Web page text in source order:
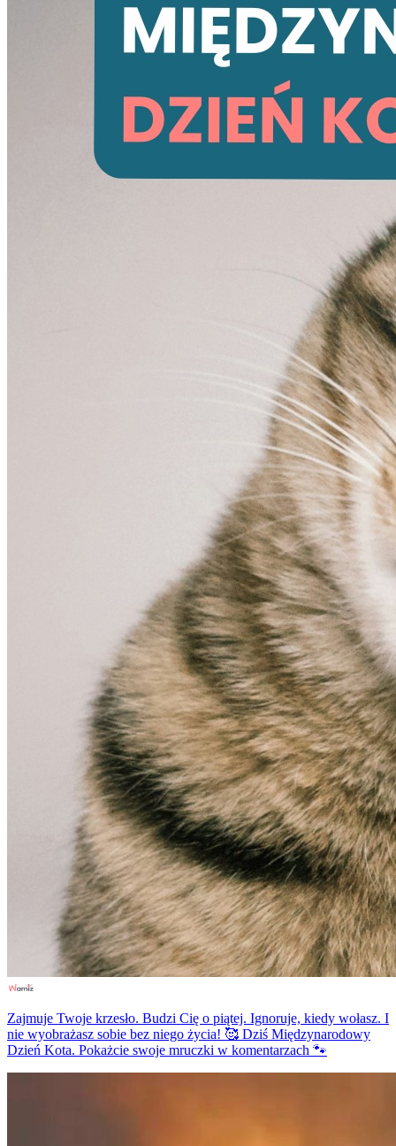
Zajmuje Twoje krzesło. Budzi Cię o piątej. Ignoruje, kiedy wołasz. I
nie wyobrażasz sobie bez niego życia! 🥰 Dziś Międzynarodowy
Dzień Kota. Pokażcie swoje mruczki w komentarzach 🐾